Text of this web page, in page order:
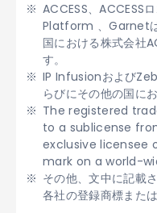
ACCESS、ACCESS
Platform 、Garnet
国における株式会社
す。
IP Infusionおよび
らびにその他の国に
The registered
to a sublicense
exclusive licensee
mark on a world-
その他、文中に記載
各社の登録商標または